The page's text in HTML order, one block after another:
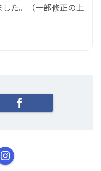
た。（一部修正の上